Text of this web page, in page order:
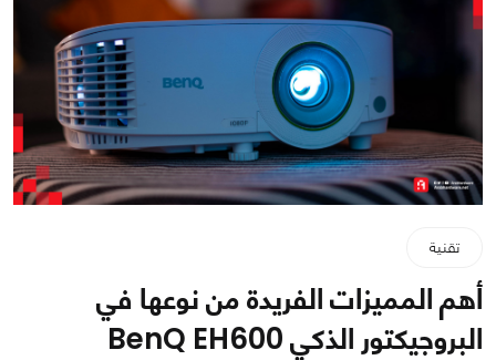
تقنية
أهم المميزات الفريدة من نوعها في
البروجيكتور الذكي BenQ EH600